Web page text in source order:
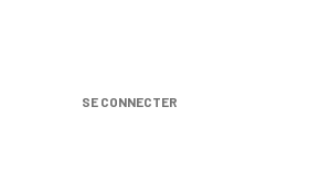
SE CONNECTER